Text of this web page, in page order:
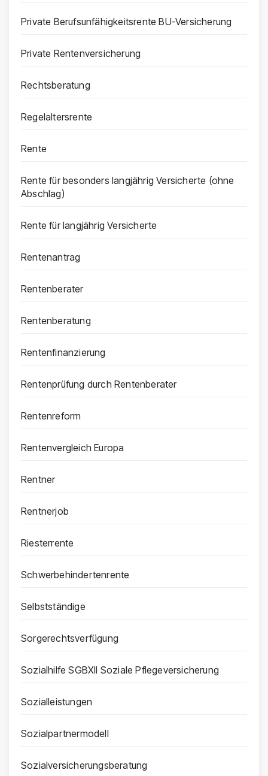
Private Berufsunfähigkeitsrente BU-Versicherung
Private Rentenversicherung
Rechtsberatung
Regelaltersrente
Rente
Rente für besonders langjährig Versicherte (ohne
Abschlag)
Rente für langjährig Versicherte
Rentenantrag
Rentenberater
Rentenberatung
Rentenfinanzierung
Rentenprüfung durch Rentenberater
Rentenreform
Rentenvergleich Europa
Rentner
Rentnerjob
Riesterrente
Schwerbehindertenrente
Selbstständige
Sorgerechtsverfügung
Sozialhilfe SGBXII Soziale Pflegeversicherung
Sozialleistungen
Sozialpartnermodell
Sozialversicherungsberatung